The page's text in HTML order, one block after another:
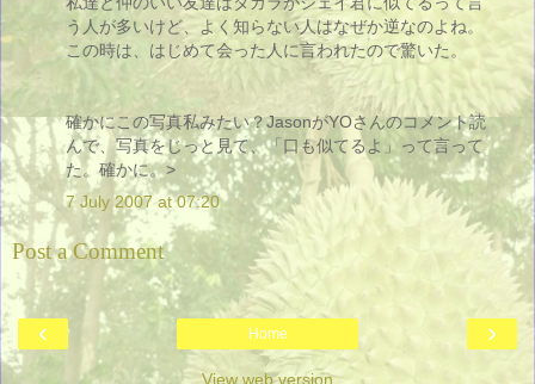
う人が多いけど、よく知らない人はなぜか逆なのよね。
この時は、はじめて会った人に言われたので驚いた。
確かにこの写真私みたい？JasonがYOさんのコメント読
んで、写真をじっと見て、「口も似てるよ」って言って
た。確かに。>
7 July 2007 at 07:20
Post a Comment
‹ ›
Home
View web version